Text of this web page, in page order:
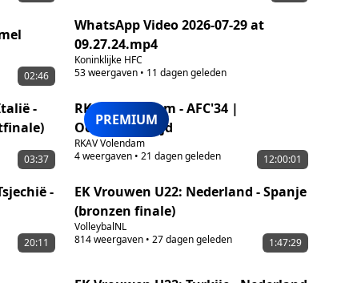
WhatsApp Video 2026-07-29 at
09.27.24.mp4
Koninklijke HFC
53weergaven • 11 dagen geleden
02:46
-
PREMIUM
RKAV Volendam - AFC'34 |
Oefenwedstrijd
RKAV Volendam
4weergaven • 21 dagen geleden
03:37
-
12:00:01
EK Vrouwen U22: Nederland - Spanje
(bronzen finale)
VolleybalNL
814weergaven • 27 dagen geleden
20:11 1:47:29